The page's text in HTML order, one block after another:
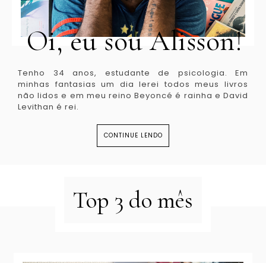
Oi, eu sou Alisson!
Tenho 34 anos, estudante de psicologia. Em
minhas fantasias um dia lerei todos meus livros
não lidos e em meu reino Beyoncé é rainha e David
Levithan é rei.
CONTINUE LENDO
Top 3 do mês